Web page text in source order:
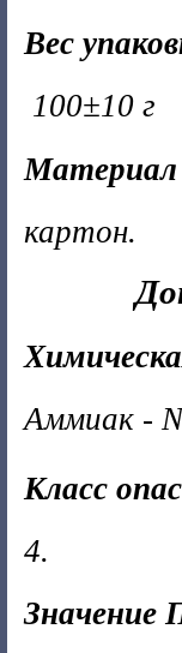
Вес
100±10 г
Материал
картон.
Аммиак -
Класс
4.
Значение